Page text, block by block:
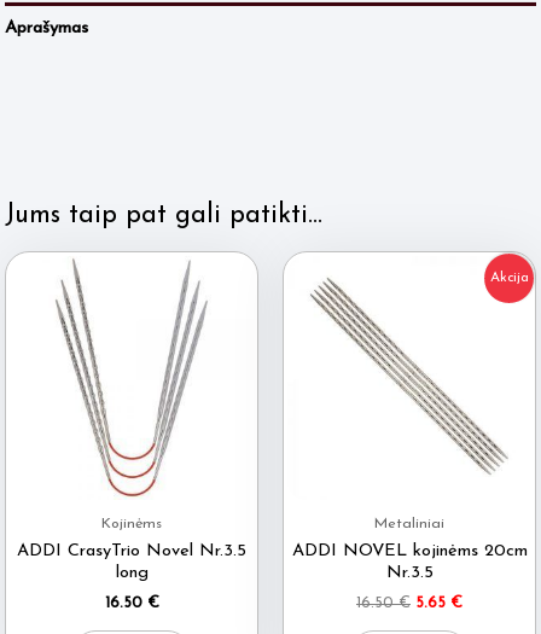
Aprašymas
Jums taip pat gali patikti…
Kojinėms
ADDI CrasyTrio Novel Nr.3.5
long
16.50 €
Akcija
Metaliniai
ADDI NOVEL kojinėms 20cm
Nr.3.5
16.50€ Original
5.65 €Current